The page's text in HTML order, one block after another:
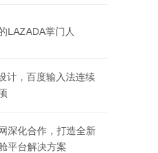
LAZADA掌门人
计，百度输入法连续
深化合作，打造全新
平台解决方案